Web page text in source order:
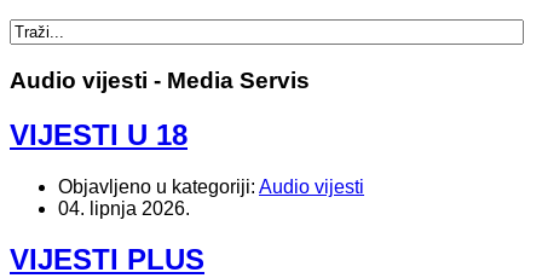
Audio vijesti - Media Servis
VIJESTI U 18
Objavljeno u kategoriji: Audio vijesti
04. lipnja 2026.
VIJESTI PLUS